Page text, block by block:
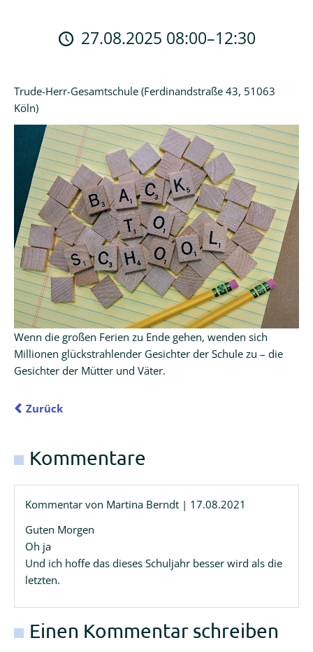
27.08.2025 08:00–12:30
Trude-Herr-Gesamtschule (Ferdinandstraße 43, 51063
Köln)
Wenn die großen Ferien zu Ende gehen, wenden sich
Millionen glückstrahlender Gesichter der Schule zu – die
Gesichter der Mütter und Väter.
Zurück
Kommentare
Kommentar von Martina Berndt | 17.08.2021
Guten Morgen
Oh ja
Und ich hoffe das dieses Schuljahr besser wird als die
letzten.
Einen Kommentar schreiben